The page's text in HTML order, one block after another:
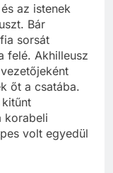
az istenek
Bár
sorsát
felé. Akhilleusz
őt a csatába.
korabeli
volt egyedül